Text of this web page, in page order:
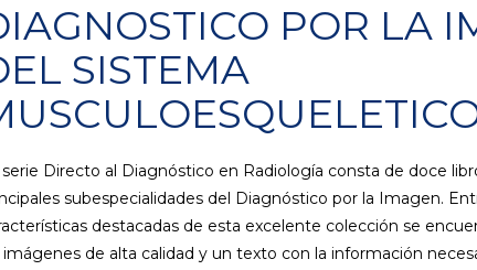
POR LA
SISTEMA
serie Directo al Diagnóstico en Radiología consta de doce
subespecialidades del Diagnóstico por la Imagen.
destacadas de esta excelente colección se
imágenes de alta calidad y un texto con la información